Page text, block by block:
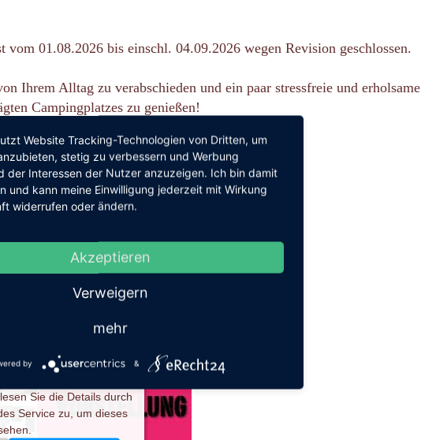
01.08.2026 bis einschl. 04.09.2026 wegen Revision geschlossen.
Ihrem Alltag zu verabschieden und ein paar stressfreie und erholsame
Campingplatzes zu genießen!
um den
zu laden!
Drittanbieters, um
Service kann Daten zu
Sie die Details durch
Service zu, um dieses
Website Tracking-Technologien von Dritten, um
stetig zu verbessern und Werbung
der Interessen der Nutzer anzuzeigen. Ich bin damit
und kann meine Einwilligung jederzeit mit Wirkung
widerrufen oder ändern.
Akzeptieren
Verweigern
mehr
by &